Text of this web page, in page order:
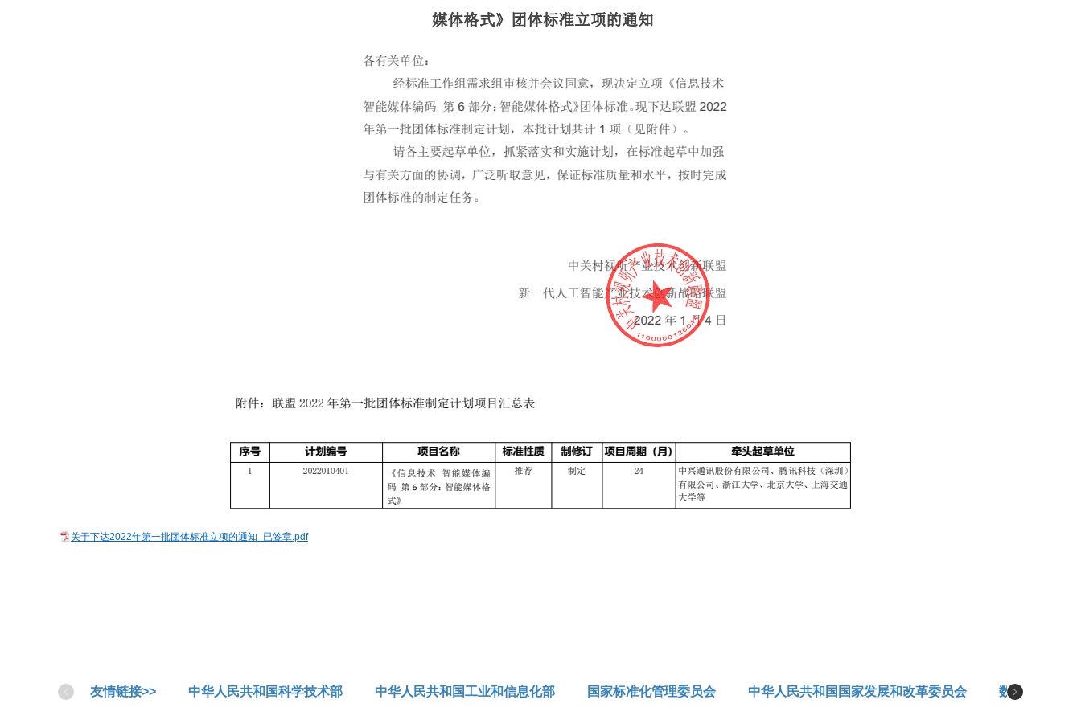
关于下达2022年第一批团体标准立项的通知_已签章.pdf
友情链接>> 中华人民共和国科学技术部 中华人民共和国工业和信息化部 国家标准化管理委员会 中华人民共和国国家发展和改革委员会 数字音视频编